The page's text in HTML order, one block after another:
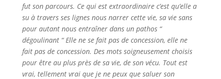
fut son parcours. Ce qui est extraordinaire c’est qu’elle a
su à travers ses lignes nous narrer cette vie, sa vie sans
pour autant nous entraîner dans un pathos “
dégoulinant “ Elle ne se fait pas de concession, elle ne
fait pas de concession. Des mots soigneusement choisis
pour être au plus près de sa vie, de son vécu. Tout est
vrai, tellement vrai que je ne peux que saluer son